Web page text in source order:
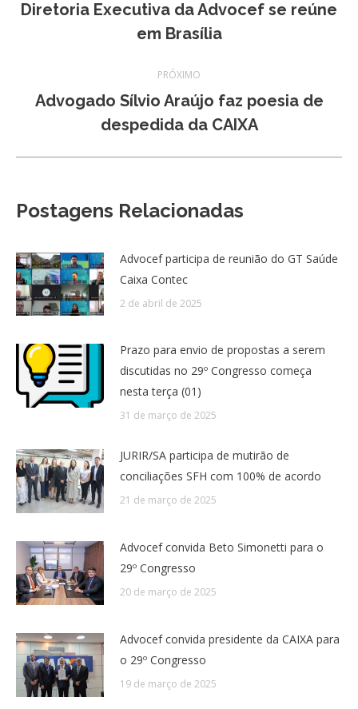
Post
anterior:
Diretoria Executiva da Advocef se reúne
em Brasília
PRÓXIMO
Próximo
post:
Advogado Sílvio Araújo faz poesia de
despedida da CAIXA
Postagens Relacionadas
Advocef participa de reunião do GT Saúde
Caixa Contec
2 de abril de 2025
Prazo para envio de propostas a serem
discutidas no 29º Congresso começa
nesta terça (01)
31 de março de 2025
JURIR/SA participa de mutirão de
conciliações SFH com 100% de acordo
21 de março de 2025
Advocef convida Beto Simonetti para o
29º Congresso
20 de março de 2025
Advocef convida presidente da CAIXA para
o 29º Congresso
19 de março de 2025